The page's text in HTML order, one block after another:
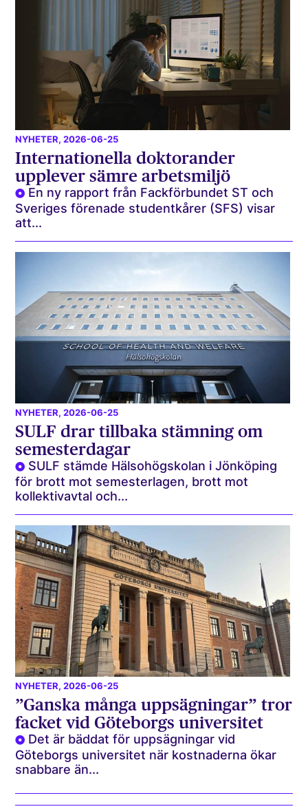
NYHETER, 2026-06-25
Internationella doktorander
upplever sämre arbetsmiljö
En ny rapport från Fackförbundet ST och
Sveriges förenade studentkårer (SFS) visar
att...
NYHETER, 2026-06-25
SULF drar tillbaka stämning om
semesterdagar
SULF stämde Hälsohögskolan i Jönköping
för brott mot semesterlagen, brott mot
kollektivavtal och...
NYHETER, 2026-06-25
”Ganska många uppsägningar” tror
facket vid Göteborgs universitet
Det är bäddat för uppsägningar vid
Göteborgs universitet när kostnaderna ökar
snabbare än...